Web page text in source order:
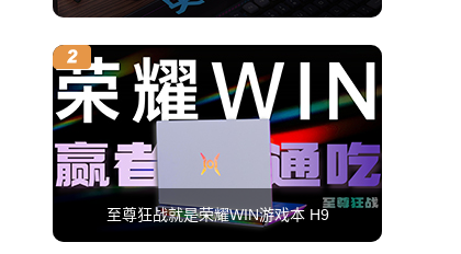
至尊狂战就是荣耀WIN游戏本 H9